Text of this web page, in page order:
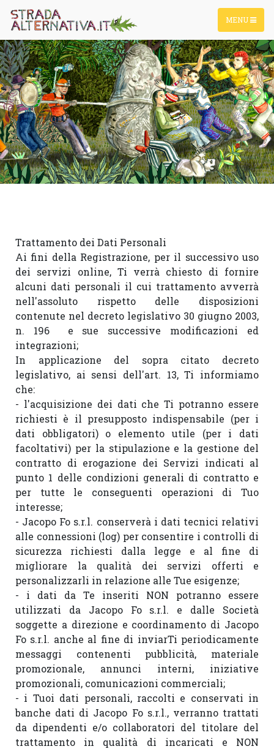
MENU
Trattamento dei Dati Personali
Ai fini della Registrazione, per il successivo uso
dei servizi online, Ti verrà chiesto di fornire
alcuni dati personali il cui trattamento avverrà
nell'assoluto rispetto delle disposizioni
contenute nel decreto legislativo 30 giugno 2003,
n. 196  e sue successive modificazioni ed
integrazioni;
In applicazione del sopra citato decreto
legislativo, ai sensi dell'art. 13, Ti informiamo
che:
- l'acquisizione dei dati che Ti potranno essere
richiesti è il presupposto indispensabile (per i
dati obbligatori) o elemento utile (per i dati
facoltativi) per la stipulazione e la gestione del
contratto di erogazione dei Servizi indicati al
punto 1 delle condizioni generali di contratto e
per tutte le conseguenti operazioni di Tuo
interesse;
- Jacopo Fo s.r.l. conserverà i dati tecnici relativi
alle connessioni (log) per consentire i controlli di
sicurezza richiesti dalla legge e al fine di
migliorare la qualità dei servizi offerti e
personalizzarli in relazione alle Tue esigenze;
- i dati da Te inseriti NON potranno essere
utilizzati da Jacopo Fo s.r.l. e dalle Società
soggette a direzione e coordinamento di Jacopo
Fo s.r.l. anche al fine di inviarTi periodicamente
messaggi contenenti pubblicità, materiale
promozionale, annunci interni, iniziative
promozionali, comunicazioni commerciali;
- i Tuoi dati personali, raccolti e conservati in
banche dati di Jacopo Fo s.r.l., verranno trattati
da dipendenti e/o collaboratori del titolare del
trattamento in qualità di incaricati e NON